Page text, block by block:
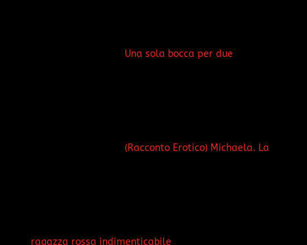
Una sola bocca per due
(Racconto Erotico) Michaela. La
ragazza rossa indimenticabile